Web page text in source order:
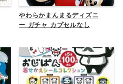
やわらかまんまるディズニ
ー ガチャ カプセルなし